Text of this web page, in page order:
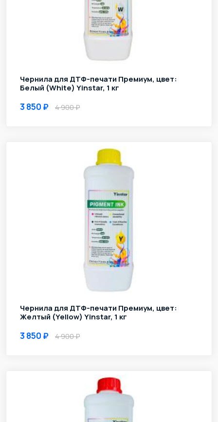
Чернила для ДТФ-печати Премиум, цвет:
Белый (White) Yinstar, 1 кг
3 850 4 900
Чернила для ДТФ-печати Премиум, цвет:
Желтый (Yellow) Yinstar, 1 кг
3 850 4 900